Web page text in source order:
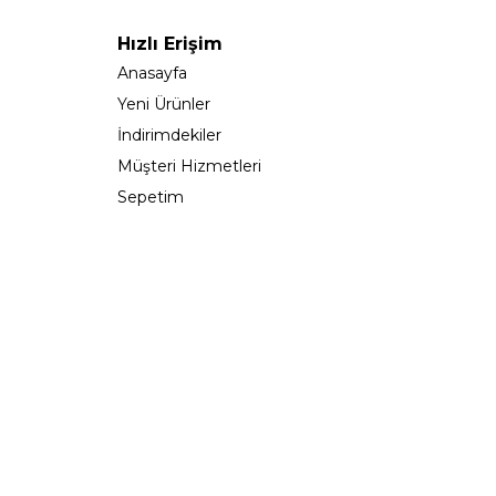
Hızlı Erişim
Anasayfa
Yeni Ürünler
İndirimdekiler
Müşteri Hizmetleri
Sepetim